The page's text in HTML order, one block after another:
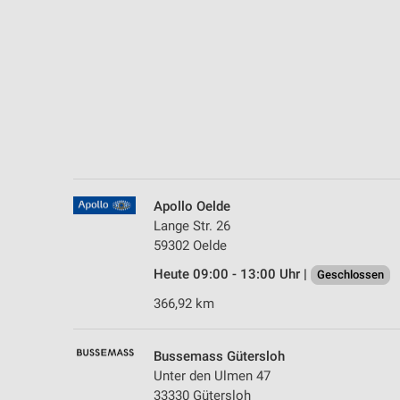
Apollo Oelde
Lange Str. 26
59302 Oelde
Heute 09:00 - 13:00 Uhr |
Geschlossen
366,92 km
Bussemass Gütersloh
Unter den Ulmen 47
33330 Gütersloh
Verwendung genauer Standortdaten
Geräte anhand von aktiv angeforderten Informationen
Funktional